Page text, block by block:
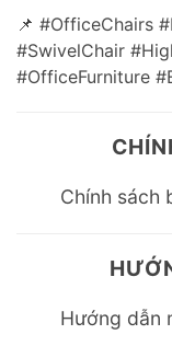
📌 #OfficeChairs
#SwivelChair
#OfficeFurniture
Chính sách
Hướng dẫn